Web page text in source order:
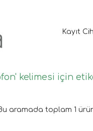
Kayıt
kelimesi için
aramada toplam 1